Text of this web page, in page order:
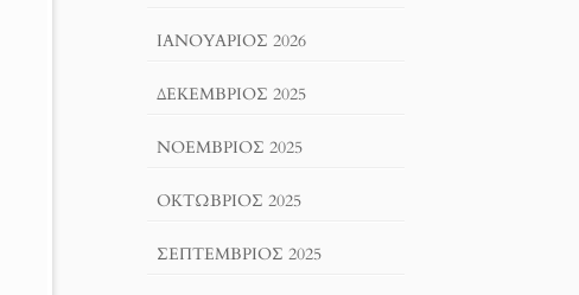
ΙΑΝΟΥΆΡΙΟΣ 2026
ΔΕΚΈΜΒΡΙΟΣ 2025
ΝΟΈΜΒΡΙΟΣ 2025
ΟΚΤΏΒΡΙΟΣ 2025
ΣΕΠΤΈΜΒΡΙΟΣ 2025